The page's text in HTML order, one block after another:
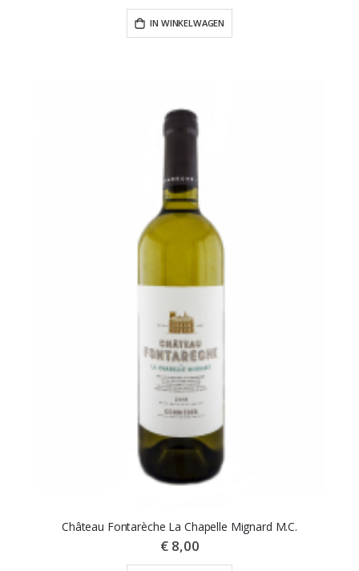
IN WINKELWAGEN
Château Fontarèche La Chapelle Mignard M.C.
€ 8,00